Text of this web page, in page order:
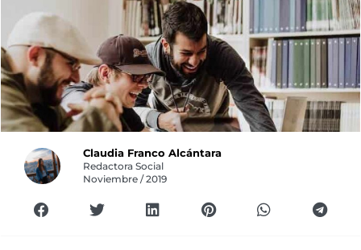
Claudia Franco Alcántara
Redactora Social
Noviembre / 2019